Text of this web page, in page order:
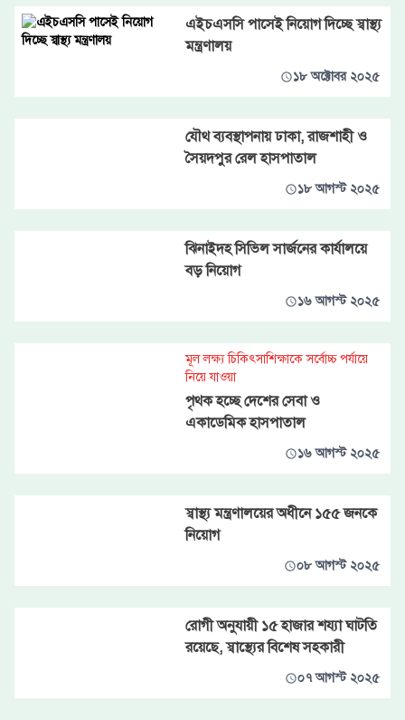
এইচএসসি পাসেই নিয়োগ দিচ্ছে স্বাস্থ্য
মন্ত্রণালয়
১৮ অক্টোবর ২০২৫
যৌথ ব্যবস্থাপনায় ঢাকা, রাজশাহী ও
সৈয়দপুর রেল হাসপাতাল
১৮ আগস্ট ২০২৫
ঝিনাইদহ সিভিল সার্জনের কার্যালয়ে
বড় নিয়োগ
১৬ আগস্ট ২০২৫
মূল লক্ষ্য চিকিৎসাশিক্ষাকে সর্বোচ্চ পর্যায়ে
নিয়ে যাওয়া
পৃথক হচ্ছে দেশের সেবা ও
একাডেমিক হাসপাতাল
১৬ আগস্ট ২০২৫
স্বাস্থ্য মন্ত্রণালয়ের অধীনে ১৫৫ জনকে
নিয়োগ
০৮ আগস্ট ২০২৫
রোগী অনুযায়ী ১৫ হাজার শয্যা ঘাটতি
রয়েছে, স্বাস্থ্যের বিশেষ সহকারী
০৭ আগস্ট ২০২৫